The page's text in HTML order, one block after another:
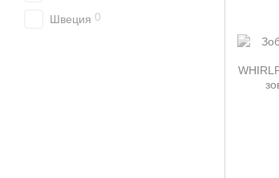
Швеция 0